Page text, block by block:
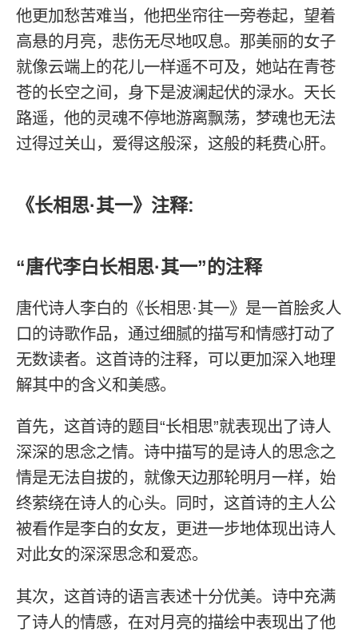
他更加愁苦难当，他把坐帘往一旁卷起，望着
高悬的月亮，悲伤无尽地叹息。那美丽的女子
就像云端上的花儿一样遥不可及，她站在青苍
苍的长空之间，身下是波澜起伏的渌水。天长
路遥，他的灵魂不停地游离飘荡，梦魂也无法
过得过关山，爱得这般深，这般的耗费心肝。
《长相思·其一》注释:
“唐代李白长相思·其一”的注释
唐代诗人李白的《长相思·其一》是一首脍炙人
口的诗歌作品，通过细腻的描写和情感打动了
无数读者。这首诗的注释，可以更加深入地理
解其中的含义和美感。
首先，这首诗的题目“长相思”就表现出了诗人
深深的思念之情。诗中描写的是诗人的思念之
情是无法自拔的，就像天边那轮明月一样，始
终萦绕在诗人的心头。同时，这首诗的主人公
被看作是李白的女友，更进一步地体现出诗人
对此女的深深思念和爱恋。
其次，这首诗的语言表述十分优美。诗中充满
了诗人的情感，在对月亮的描绘中表现出了他